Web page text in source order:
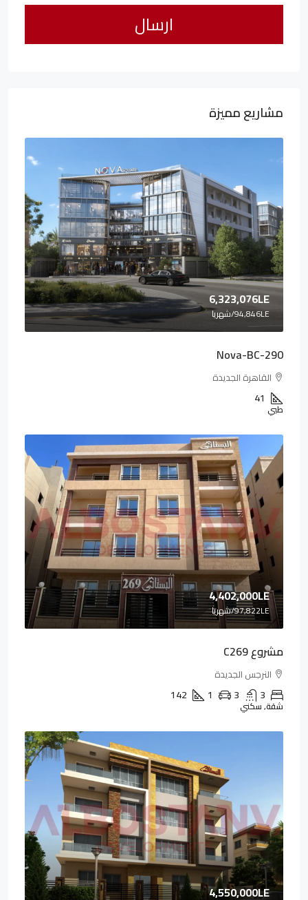
مشاريع مميزة
6,323,076LE
94,846LE/شهريا
Nova-BC-290
القاهرة الجديدة
41
طبي
4,402,000LE
97,822LE/شهريا
مشروع C269
النرجس الجديدة
3
3
1
142
شقة, سكني
4,550,000LE